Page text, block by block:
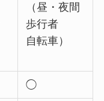
（昼・夜間
歩行者
自転車）
◯